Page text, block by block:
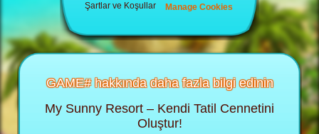
Şartlar ve Koşullar
Manage Cookies
GAME# hakkında daha fazla bilgi edinin
My Sunny Resort – Kendi Tatil Cennetini
Oluştur!